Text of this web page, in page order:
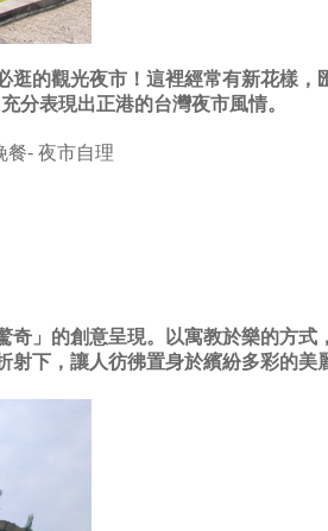
逛的觀光夜市！這裡經常有新花樣
分表現出正港的台灣夜市風情。
- 夜市自理
奇」的創意呈現。以寓教於樂的方
下，讓人彷彿置身於繽紛多彩的美